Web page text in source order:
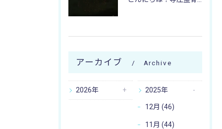
アーカイブ Archive
2026年 2025年
12月 (46)
11月 (44)